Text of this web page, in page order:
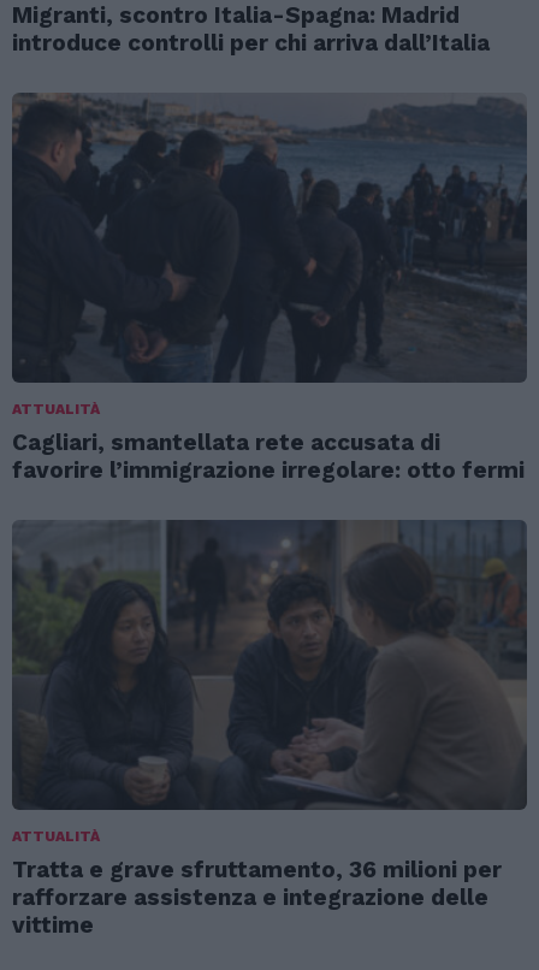
Migranti, scontro Italia-Spagna: Madrid
introduce controlli per chi arriva dall’Italia
ATTUALITÀ
Cagliari, smantellata rete accusata di
favorire l’immigrazione irregolare: otto fermi
ATTUALITÀ
Tratta e grave sfruttamento, 36 milioni per
rafforzare assistenza e integrazione delle
vittime